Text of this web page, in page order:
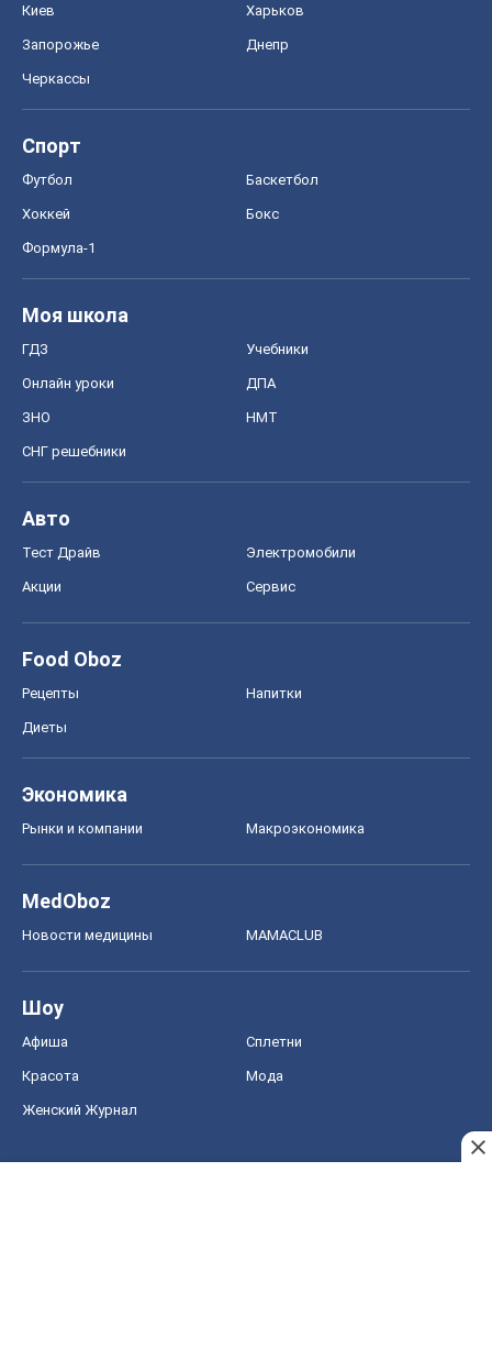
Киев Харьков
Запорожье Днепр
Черкассы
Спорт
Футбол Баскетбол
Хоккей Бокс
Формула-1
Моя школа
ГДЗ Учебники
Онлайн уроки ДПА
ЗНО НМТ
СНГ решебники
Авто
Тест Драйв Электромобили
Акции Сервис
Food Oboz
Рецепты Напитки
Диеты
Экономика
Рынки и компании Mакроэкономика
MedOboz
Новости медицины MAMACLUB
Шоу
Афиша Сплетни
Красота Мода
Женский Журнал